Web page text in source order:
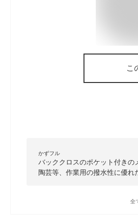
こ
かずフル
バッククロスのポケット付き
陶芸等、作業用の撥水性に優れ
全